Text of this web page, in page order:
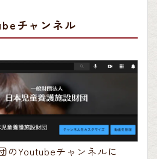
チャンネル
のYoutubeチャンネルに